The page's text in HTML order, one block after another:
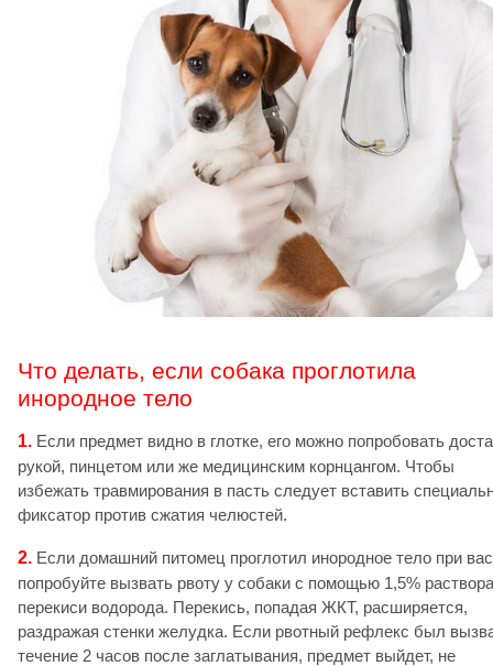
Что делать, если собака проглотила
инородное тело
1. Если предмет видно в глотке, его можно попробовать
рукой, пинцетом или же медицинским корнцангом. Чтобы
избежать травмирования в пасть следует вставить
фиксатор против сжатия челюстей.
2. Если домашний питомец проглотил инородное тело при
попробуйте вызвать рвоту у собаки с помощью 1,5% раствора
перекиси водорода. Перекись, попадая ЖКТ, расширяется,
раздражая стенки желудка. Если рвотный рефлекс был
течение 2 часов после заглатывания, предмет выйдет, не